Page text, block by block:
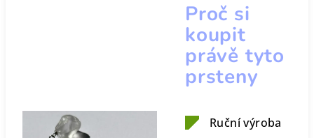
Proč si
koupit
právě tyto
prsteny
Ruční výroba